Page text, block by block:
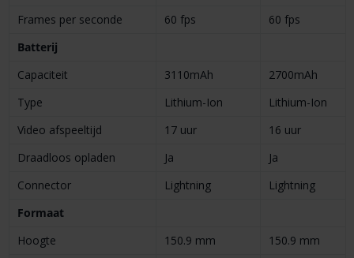
Frames per seconde
60 fps
60 fps
Batterij
Capaciteit
3110mAh
2700mAh
Type
Lithium-Ion
Lithium-Ion
Video afspeeltijd
17 uur
16 uur
Draadloos opladen
Ja
Ja
Connector
Lightning
Lightning
Formaat
Hoogte
150.9 mm 150.9 mm